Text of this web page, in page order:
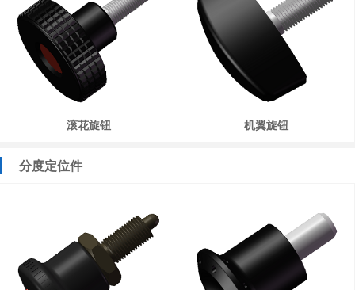
滚花旋钮 机翼旋钮
分度定位件